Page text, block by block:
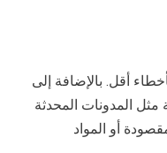
أقل. بالإضافة إلى
المدونات المحدثة
أو المواد